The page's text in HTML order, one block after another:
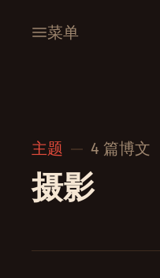
菜单
主题 4 篇博文
摄影